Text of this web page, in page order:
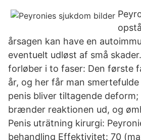
årsagen kan have en
eventuelt udløst af små
forløber i to faser: Den første
år, og her får man
penis bliver tiltagende deform;
brænder reaktionen ud, og
Penis uträtning kirurgi:
behandling Effektivitet: 70